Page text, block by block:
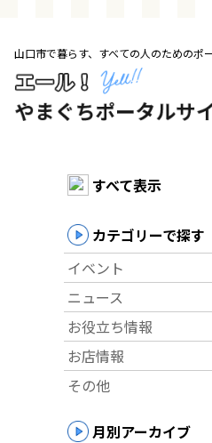
山口市で暮らす、すべての人のためのポ
すべて表示
カテゴリーで探す
イベント
ニュース
お役立ち情報
お店情報
その他
月別アーカイブ